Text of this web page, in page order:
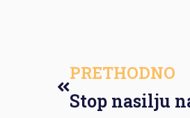
PRETHODNO
Stop nasilju